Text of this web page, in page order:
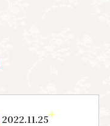
2022.11.25